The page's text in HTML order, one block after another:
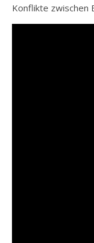
Konflikte zwischen